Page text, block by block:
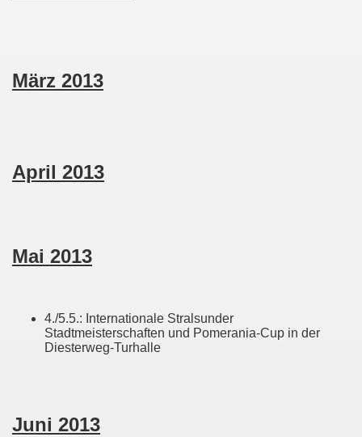
März 2013
April 2013
Mai 2013
4./5.5.: Internationale Stralsunder
Stadtmeisterschaften und Pomerania-Cup in der
Diesterweg-Turhalle
Juni 2013